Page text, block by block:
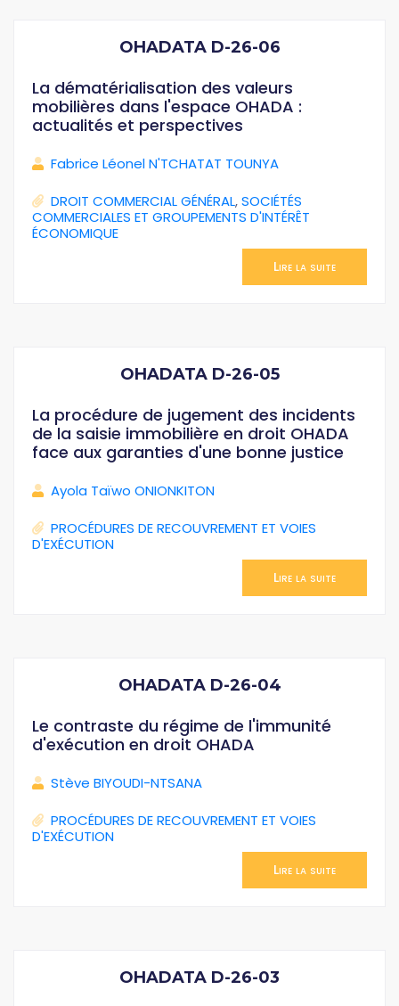
OHADATA D-26-06
La dématérialisation des valeurs
mobilières dans l'espace OHADA :
actualités et perspectives
Fabrice Léonel N'TCHATAT TOUNYA
DROIT COMMERCIAL GÉNÉRAL,SOCIÉTÉS
COMMERCIALES ET GROUPEMENTS D'INTÉRÊT
ÉCONOMIQUE
Lire la suite
OHADATA D-26-05
La procédure de jugement des incidents
de la saisie immobilière en droit OHADA
face aux garanties d'une bonne justice
Ayola Taïwo ONIONKITON
PROCÉDURES DE RECOUVREMENT ET VOIES
D'EXÉCUTION
Lire la suite
OHADATA D-26-04
Le contraste du régime de l'immunité
d'exécution en droit OHADA
Stève BIYOUDI-NTSANA
PROCÉDURES DE RECOUVREMENT ET VOIES
D'EXÉCUTION
Lire la suite
OHADATA D-26-03